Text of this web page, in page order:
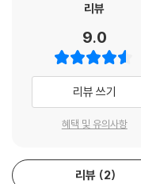
리뷰
9.0
리뷰 쓰기
혜택 및 유의사항
리뷰 2